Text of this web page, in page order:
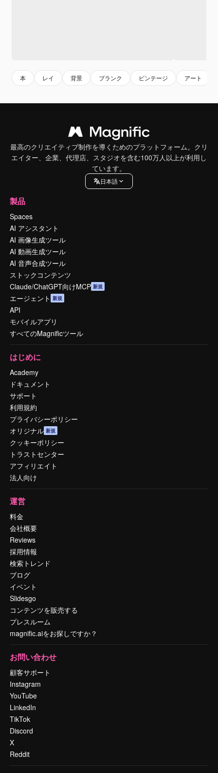
本 レイ 背景 ブランク ビンテージ アート
最高のクリエイティブ制作を導くためのプラットフォーム。クリ
エイター、企業、代理店、スタジオを含む100万人以上が利用し
ています。
日本語
製品
Spaces
AI アシスタント
AI 画像生成ツール
AI 動画生成ツール
AI 音声合成ツール
ストックコンテンツ
Claude/ChatGPT向けMCP 新規
エージェント 新規
API
モバイルアプリ
すべてのMagnificツール
はじめに
Academy
ドキュメント
サポート
利用規約
プライバシーポリシー
オリジナル 新規
クッキーポリシー
トラストセンター
アフィリエイト
法人向け
運営
料金
会社概要
Reviews
採用情報
検索トレンド
ブログ
イベント
Slidesgo
コンテンツを販売する
プレスルーム
magnific.aiをお探しですか？
お問い合わせ
顧客サポート
Instagram
YouTube
LinkedIn
TikTok
Discord
X
Reddit